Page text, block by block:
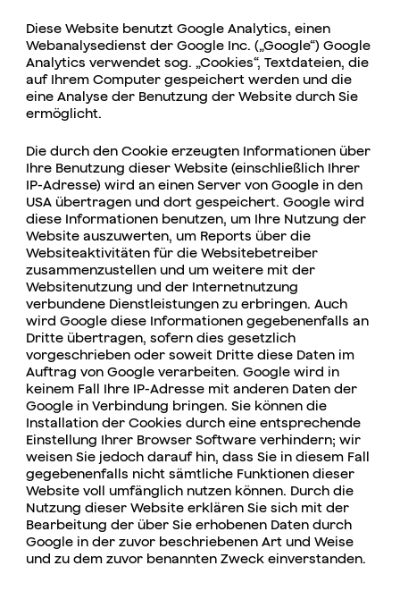
Diese Website benutzt Google Analytics, einen
Webanalysedienst der Google Inc. („Google“) Google
Analytics verwendet sog. „Cookies“, Textdateien, die
auf Ihrem Computer gespeichert werden und die
eine Analyse der Benutzung der Website durch Sie
ermöglicht.
Die durch den Cookie erzeugten Informationen über
Ihre Benutzung dieser Website (einschließlich Ihrer
IP-Adresse) wird an einen Server von Google in den
USA übertragen und dort gespeichert. Google wird
diese Informationen benutzen, um Ihre Nutzung der
Website auszuwerten, um Reports über die
Websiteaktivitäten für die Websitebetreiber
zusammenzustellen und um weitere mit der
Websitenutzung und der Internetnutzung
verbundene Dienstleistungen zu erbringen. Auch
wird Google diese Informationen gegebenenfalls an
Dritte übertragen, sofern dies gesetzlich
vorgeschrieben oder soweit Dritte diese Daten im
Auftrag von Google verarbeiten. Google wird in
keinem Fall Ihre IP-Adresse mit anderen Daten der
Google in Verbindung bringen. Sie können die
Installation der Cookies durch eine entsprechende
Einstellung Ihrer Browser Software verhindern; wir
weisen Sie jedoch darauf hin, dass Sie in diesem Fall
gegebenenfalls nicht sämtliche Funktionen dieser
Website voll umfänglich nutzen können. Durch die
Nutzung dieser Website erklären Sie sich mit der
Bearbeitung der über Sie erhobenen Daten durch
Google in der zuvor beschriebenen Art und Weise
und zu dem zuvor benannten Zweck einverstanden.